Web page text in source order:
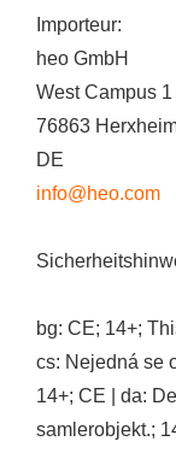
Importeur:
heo GmbH
West Campus 1
76863
DE
info@heo.com
bg: CE; 14+;
cs: Nejedná se
14+; CE | da:
samlerobjekt.;